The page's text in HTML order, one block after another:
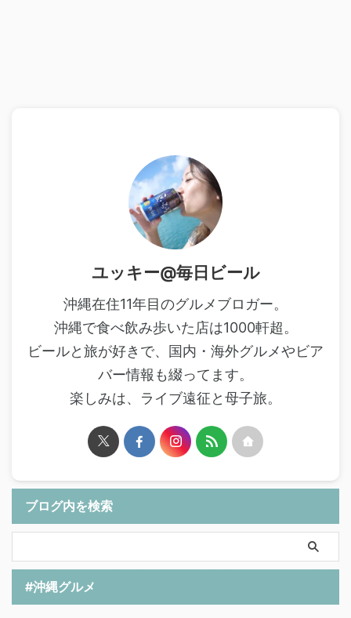
ユッキー@毎日ビール
沖縄在住11年目のグルメブロガー。
沖縄で食べ飲み歩いた店は1000軒超。
ビールと旅が好きで、国内・海外グルメやビア
バー情報も綴ってます。
楽しみは、ライブ遠征と母子旅。
ブログ内を検索
#沖縄グルメ